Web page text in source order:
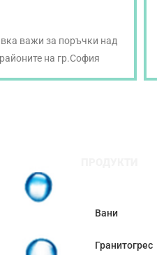
важи за поръчки над
на гр.София
Вани
Гранитогрес